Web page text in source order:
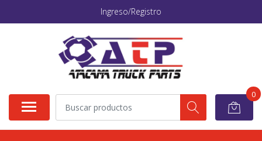
Ingreso/Registro
0